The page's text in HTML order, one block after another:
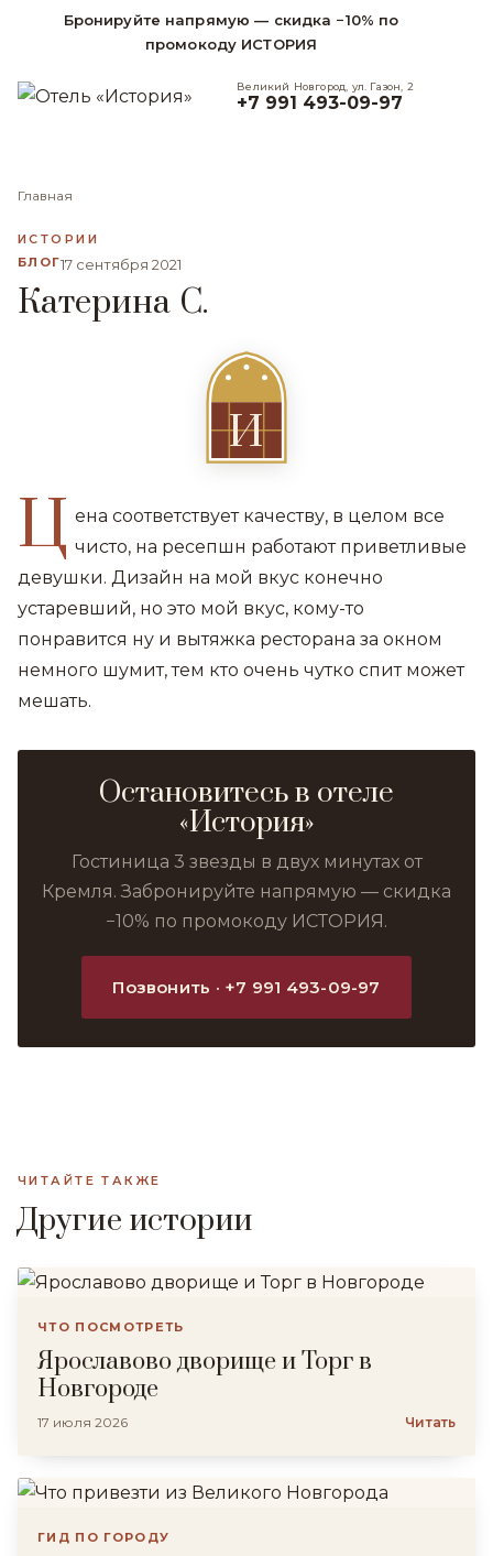
Бронируйте напрямую — скидка −10% по
промокоду ИСТОРИЯ
Великий Новгород, ул. Газон, 2
+7 991 493-09-97
Главная
ИСТОРИИ
БЛОГ17 сентября 2021
Катерина С.
И
Ц ена соответствует качеству, в целом все
чисто, на ресепшн работают приветливые
девушки. Дизайн на мой вкус конечно
устаревший, но это мой вкус, кому-то
понравится ну и вытяжка ресторана за окном
немного шумит, тем кто очень чутко спит может
мешать.
Остановитесь в отеле
«История»
Гостиница 3 звезды в двух минутах от
Кремля. Забронируйте напрямую — скидка
−10% по промокоду ИСТОРИЯ.
Позвонить · +7 991 493-09-97
ЧИТАЙТЕ ТАКЖЕ
Другие истории
ЧТО ПОСМОТРЕТЬ
Ярославово дворище и Торг в
Новгороде
17 июля 2026 Читать
ГИД ПО ГОРОДУ